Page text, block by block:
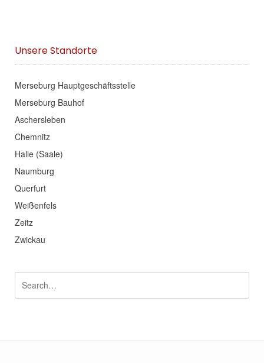
Unsere Standorte
Merseburg Hauptgeschäftsstelle
Merseburg Bauhof
Aschersleben
Chemnitz
Halle (Saale)
Naumburg
Querfurt
Weißenfels
Zeitz
Zwickau